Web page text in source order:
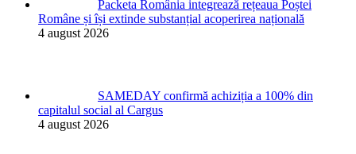
Packeta România integrează rețeaua Poștei
Române și își extinde substanțial acoperirea națională
4 august 2026
SAMEDAY confirmă achiziția a 100% din
capitalul social al Cargus
4 august 2026